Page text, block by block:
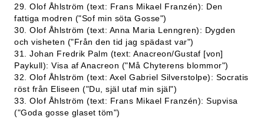
29. Olof Åhlström (text: Frans Mikael Franzén): Den
fattiga modren ("Sof min söta Gosse")
30. Olof Åhlström (text: Anna Maria Lenngren): Dygden
och visheten ("Från den tid jag spädast var")
31. Johan Fredrik Palm (text: Anacreon/Gustaf [von]
Paykull): Visa af Anacreon ("Må Chyterens blommor")
32. Olof Åhlström (text: Axel Gabriel Silverstolpe): Socratis
röst från Eliseen ("Du, själ utaf min själ")
33. Olof Åhlström (text: Frans Mikael Franzén): Supvisa
("Goda gosse glaset töm")